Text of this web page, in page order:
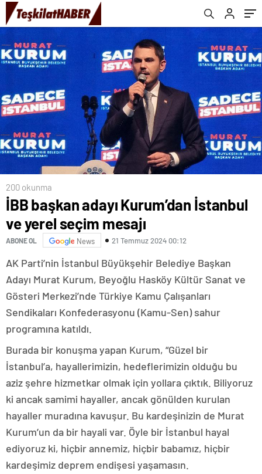
200 okunma
İBB başkan adayı Kurum’dan İstanbul
ve yerel seçim mesajı
ABONE OL News 21 Temmuz 2024 00:12
AK Parti’nin İstanbul Büyükşehir Belediye Başkan
Adayı Murat Kurum, Beyoğlu Hasköy Kültür Sanat ve
Gösteri Merkezi’nde Türkiye Kamu Çalışanları
Sendikaları Konfederasyonu (Kamu-Sen) sahur
programına katıldı.
Burada bir konuşma yapan Kurum, “Güzel bir
İstanbul’a, hayallerimizin, hedeflerimizin olduğu bu
aziz şehre hizmetkar olmak için yollara çıktık. Biliyoruz
ki ancak samimi hayaller, ancak gönülden kurulan
hayaller muradına kavuşur. Bu kardeşinizin de Murat
Kurum’un da bir hayali var. Öyle bir İstanbul hayal
ediyoruz ki, hiçbir annemiz, hiçbir babamız, hiçbir
kardeşimiz deprem endişesi yaşamasın.